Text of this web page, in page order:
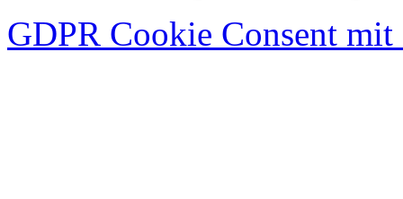
GDPR Cookie Consent